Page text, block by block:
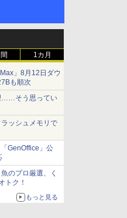
1カ月
」8月12日ダウ
も順次
……そう思ってい
ッシュメモリで
GenOffice」公
のプロ厳選、く
トク！
もっと見る